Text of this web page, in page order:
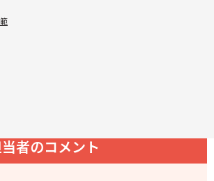
を減らし、志望度を高めるための取り
サービスで自社の広報力UP
者のコメント